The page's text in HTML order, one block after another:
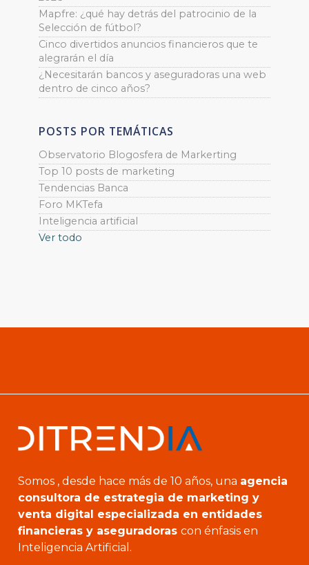
Mapfre: ¿qué hay detrás del patrocinio de la
Selección de fútbol?
Cinco divertidos anuncios financieros que te
alegrarán el día
¿Necesitarán bancos y aseguradoras una web
dentro de cinco años?
POSTS POR TEMÁTICAS
Observatorio Blogosfera de Markerting
Top 10 posts de marketing
Tendencias Banca
Foro MKTefa
Inteligencia artificial
Ver todo
Somos , desde hace más de 10 años, una agencia
consultora de estrategia de marketing y
venta digital especializada en entidades
financieras y aseguradoras con énfasis en
Inteligencia Artificial.